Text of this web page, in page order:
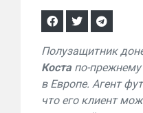
Полузащитник
Костапо-прежнему
в Европе. Агент
что его клиент